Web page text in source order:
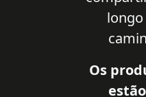
longo
Os